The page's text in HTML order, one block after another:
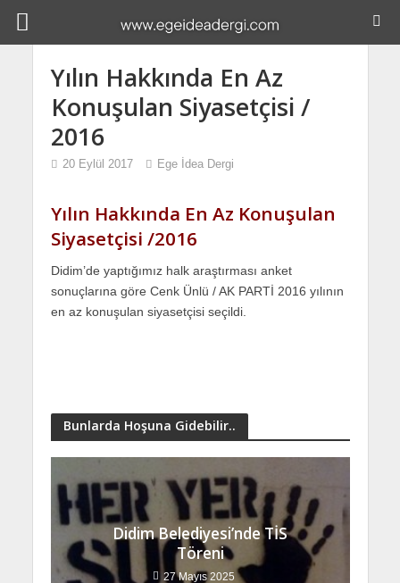
Yılın Hakkında En Az
Konuşulan Siyasetçisi /
2016
20 Eylül 2017 Ege İdea Dergi
Yılın Hakkında En Az Konuşulan
Siyasetçisi /2016
Didim’de yaptığımız halk araştırması anket
sonuçlarına göre Cenk Ünlü / AK PARTİ 2016 yılının
en az konuşulan siyasetçisi seçildi.
Bunlarda Hoşuna Gidebilir..
Didim Belediyesi’nde TİS
Töreni
27 Mayıs 2025